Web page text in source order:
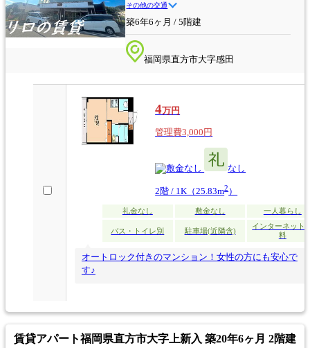
その他の交通
築6年6ヶ月 / 5階建
福岡県直方市大字感田
4万円
管理費3,000円
なし なし
2階 / 1K（25.83m2）
礼金なし 敷金なし 一人暮らし
バス・トイレ別 駐車場(近隣含)
インターネット
料
オートロック付きのマンション！女性の方にも安心で
す♪
賃貸アパート福岡県直方市大字上新入 築20年6ヶ月 2階建